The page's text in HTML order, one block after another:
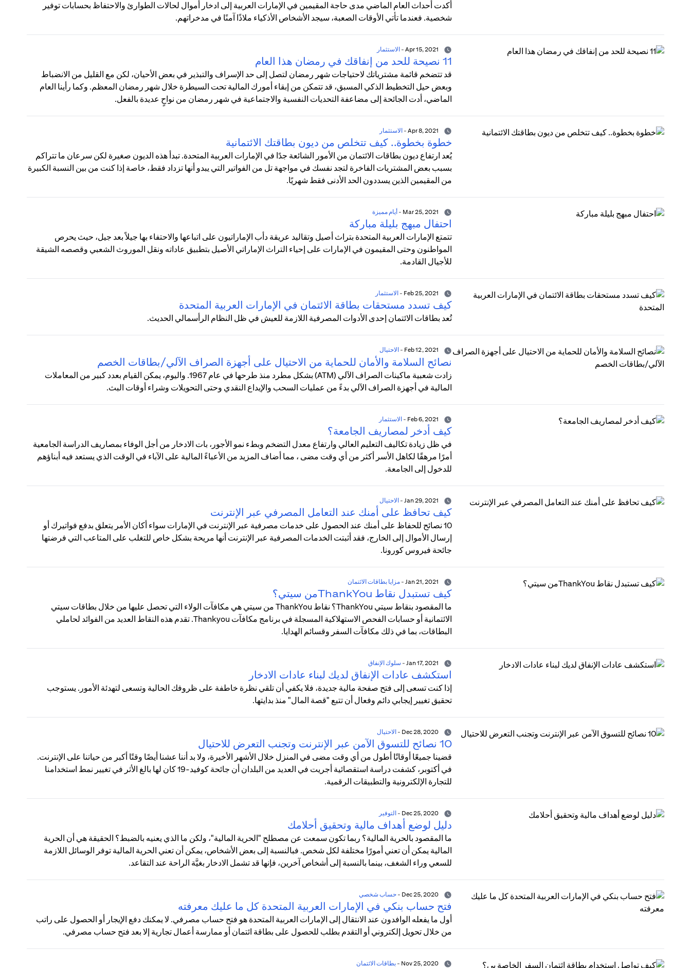
أكدت أحداث العام الماضي مدى حاجة المقيمين في الإمارات العربية إلى ادخار أموال لحالات الطوارئ والاحتفاظ بحسابات توفير
شخصية. فعندما تأتي الأوقات الصعبة، سيجد الأشخاص الأذكياء ملاذًا آمنًا في مدخراتهم.
-الاستثمار
11 نصيحة للحد من إنفاقك في رمضان هذا العام
قد تتضخم قائمة مشترياتك لاحتياجات شهر رمضان لتصل إلى حد الإسراف والتبذير في بعض الأحيان، لكن مع القليل من الانضباط
وبعض حيل التخطيط الذكي المسبق، قد تتمكن من إبقاء أمورك المالية تحت السيطرة خلال شهر رمضان المعظم. وكما رأينا العام
الماضي، أدت الجائحة إلى مضاعفة التحديات النفسية والاجتماعية في شهر رمضان من نواحٍ عديدة بالفعل.
-الاستثمار
خطوة بخطوة.. كيف تتخلص من ديون بطاقتك الائتمانية
يُعد ارتفاع ديون بطاقات الائتمان من الأمور الشائعة جدًا في الإمارات العربية المتحدة. تبدأ هذه الديون صغيرة لكن سرعان ما تتراكم
بسبب بعض المشتريات الفاخرة لتجد نفسك في مواجهة تل من الفواتير التي يبدو أنها تزداد فقط، خاصة إذا كنت من بين النسبة الكبيرة
من المقيمين الذين يسددون الحد الأدنى فقط شهريًا.
-أيام مميزة
احتفال مبهج بليلة مباركة
تتمتع الإمارات العربية المتحدة بتراث أصيل وتقاليد عريقة دأب الإماراتيون على اتباعها والاحتفاء بها جيلاً بعد جيل، حيث يحرص
المواطنون وحتى المقيمون في الإمارات على إحياء التراث الإماراتي الأصيل بتطبيق عاداته ونقل الموروث الشعبي وقصصه الشيقة
للأجيال القادمة.
-الاستثمار
كيف تسدد مستحقات بطاقة الائتمان في الإمارات العربية المتحدة
تُعد بطاقات الائتمان إحدى الأدوات المصرفية اللازمة للعيش في ظل النظام الرأسمالي الحديث.
-الاحتيال
نصائح السلامة والأمان للحماية من الاحتيال على أجهزة الصراف الآلي/بطاقات الخصم
زادت شعبية ماكينات الصراف الآلي (ATM) بشكل مطرد منذ طرحها في عام 1967. واليوم، يمكن القيام بعدد كبير من المعاملات
المالية في أجهزة الصراف الآلي بدءً من عمليات السحب والإيداع النقدي وحتى التحويلات وشراء أوقات البث.
-الاستثمار
كيف أدخر لمصاريف الجامعة؟
في ظل زيادة تكاليف التعليم العالي وارتفاع معدل التضخم وبطء نمو الأجور، بات الادخار من أجل الوفاء بمصاريف الدراسة الجامعية
أمرًا مرهقًا لكاهل الأسر أكثر من أي وقت مضى ، مما أضاف المزيد من الأعباءً المالية على الآباء في الوقت الذي يستعد فيه أبناؤهم
للدخول إلى الجامعة.
-الاحتيال
كيف تحافظ على أمنك عند التعامل المصرفي عبر الإنترنت
10 نصائح للحفاظ على أمنك عند الحصول على خدمات مصرفية عبر الإنترنت في الإمارات سواء أكان الأمر يتعلق بدفع فواتيرك أو
إرسال الأموال إلى الخارج، فقد أثبتت الخدمات المصرفية عبر الإنترنت أنها مريحة بشكل خاص للتغلب على المتاعب التي فرضتها
جائحة فيروس كورونا.
-مزايا بطاقات الائتمان
كيف تستبدل نقاط ThankYouمن سيتي؟
ما المقصود بنقاط سيتي ThankYou؟ نقاط ThankYou من سيتي هي مكافآت الولاء التي تحصل عليها من خلال بطاقات سيتي
الائتمانية أو حسابات الفحص الاستهلاكية المسجلة في برنامج مكافآت Thankyou. تقدم هذه النقاط العديد من الفوائد لحاملي
البطاقات، بما في ذلك مكافآت السفر وقسائم الهدايا.
- سلوك الإنفاق
استكشف عادات الإنفاق لديك لبناء عادات الادخار
إذا كنت تسعى إلى فتح صفحة مالية جديدة، فلا يكفي أن تلقي نظرة خاطفة على ظروفك الحالية وتسعى لتهدئة الأمور. يستوجب
تحقيق تغيير إيجابي دائم وفعال أن تتبع "قصة المال" منذ بدايتها.
Dec 28, 2020
-الاحتيال
10 نصائح للتسوق الآمن عبر الإنترنت وتجنب التعرض للاحتيال
قضينا جميعًا أوقاتًا أطول من أي وقت مضى في المنزل خلال الأشهر الأخيرة، ولا بد أننا عشنا أيضًا وقتًا أكبر من حياتنا على الإنترنت.
في أكتوبر، كشفت دراسة استقصائية أجريت في العديد من البلدان أن جائحة كوفيد-19 كان لها بالغ الأثر في تغيير نمط استخدامنا
للتجارة الإلكترونية والتطبيقات الرقمية.
Dec 25, 2020
-التوفير
دليل لوضع أهداف مالية وتحقيق أحلامك
ما المقصود بالحرية المالية؟ ربما تكون سمعت عن مصطلح "الحرية المالية"، ولكن ما الذي يعنيه بالضبط؟ الحقيقة هي أن الحرية
المالية يمكن أن تعني أمورًا مختلفة لكل شخص. فبالنسبة إلى بعض الأشخاص، يمكن أن تعني الحرية المالية توفر الوسائل اللازمة
للسعي وراء الشغف، بينما بالنسبة إلى أشخاص آخرين، فإنها قد تشمل الادخار بغيَّة الراحة عند التقاعد.
Dec 25, 2020
-حساب شخصي
فتح حساب بنكي في الإمارات العربية المتحدة كل ما عليك معرفته
أول ما يفعله الوافدون عند الانتقال إلى الإمارات العربية المتحدة هو فتح حساب مصرفي. لا يمكنك دفع الإيجار أو الحصول على راتب
من خلال تحويل إلكتروني أو التقدم بطلب للحصول على بطاقة ائتمان أو ممارسة أعمال تجارية إلا بعد فتح حساب مصرفي.
Nov 25, 2020
-بطاقات الائتمان